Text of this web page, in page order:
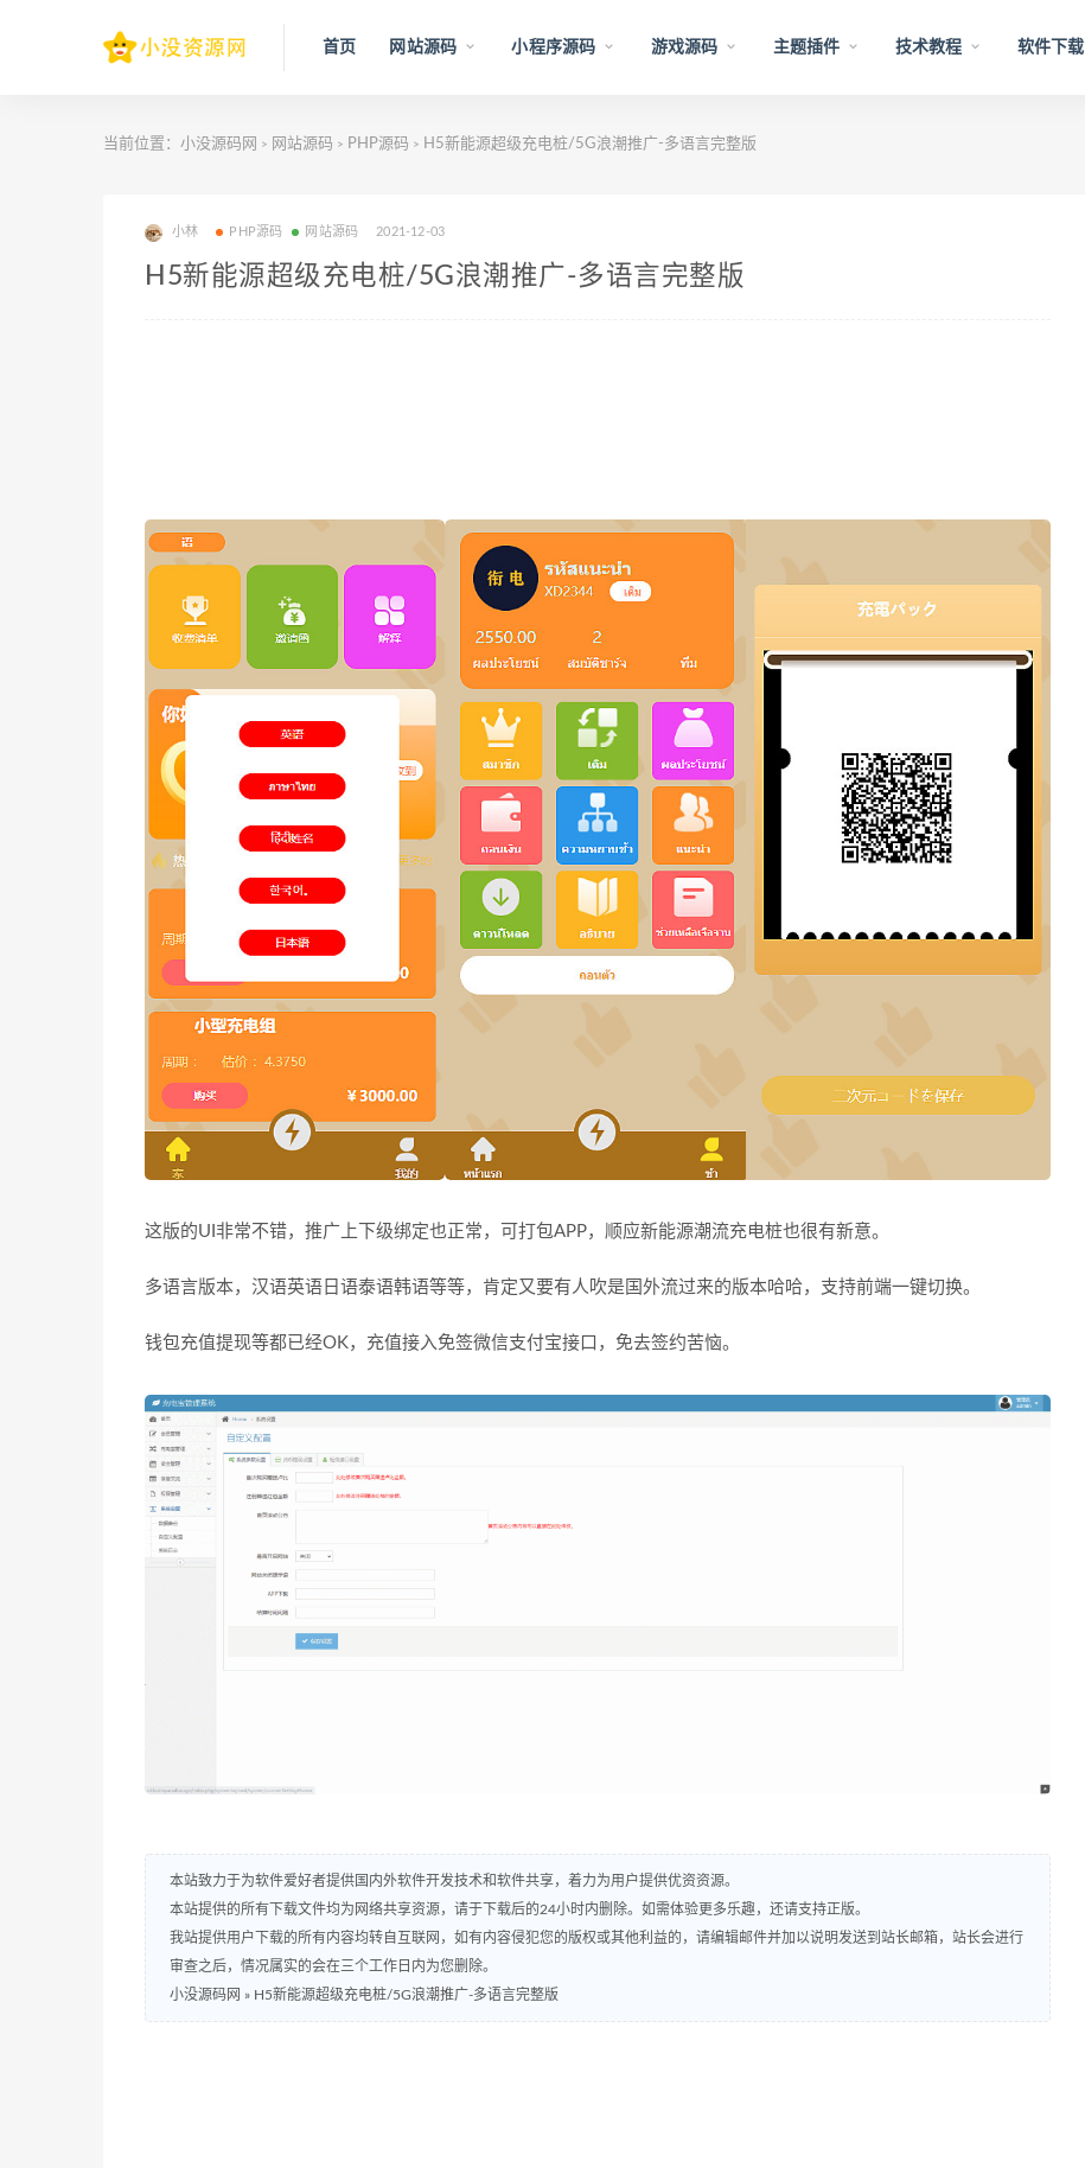
首页 网站源码 小程序源码 游戏源码 主题插件 技术教程 软件下载
当前位置： 小没源码网 > 网站源码 > PHP源码 > H5新能源超级充电桩/5G浪潮推广-多语言完整版
小林 PHP源码 网站源码 2021-12-03
H5新能源超级充电桩/5G浪潮推广-多语言完整版
这版的UI非常不错，推广上下级绑定也正常，可打包APP，顺应新能源潮流充电桩也很有新意。
多语言版本，汉语英语日语泰语韩语等等，肯定又要有人吹是国外流过来的版本哈哈，支持前端一键切换。
钱包充值提现等都已经OK，充值接入免签微信支付宝接口，免去签约苦恼。
本站致力于为软件爱好者提供国内外软件开发技术和软件共享，着力为用户提供优资资源。
本站提供的所有下载文件均为网络共享资源，请于下载后的24小时内删除。如需体验更多乐趣，还请支持正版。
我站提供用户下载的所有内容均转自互联网，如有内容侵犯您的版权或其他利益的，请编辑邮件并加以说明发送到站长邮箱，站长会进行
审查之后，情况属实的会在三个工作日内为您删除。
小没源码网 » H5新能源超级充电桩/5G浪潮推广-多语言完整版